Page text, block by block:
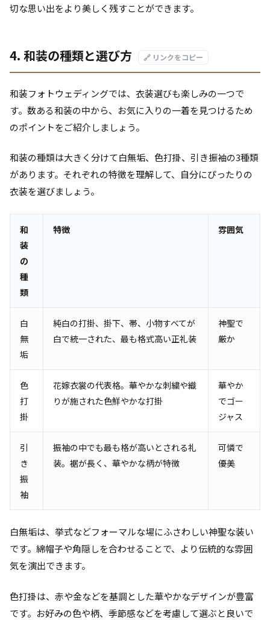
切な思い出をより美しく残すことができます。
4. 和装の種類と選び方 🔗 リンクをコピー
和装フォトウェディングでは、衣装選びも楽しみの一つで
す。数ある和装の中から、お気に入りの一着を見つけるため
のポイントをご紹介しましょう。
和装の種類は大きく分けて白無垢、色打掛、引き振袖の3種類
があります。それぞれの特徴を理解して、自分にぴったりの
衣装を選びましょう。
和
装
の
種
類
特徴 雰囲気
白
無
垢
純白の打掛、掛下、帯、小物すべてが
白で統一された、最も格式高い正礼装
神聖で
厳か
色
打
掛
花嫁衣裳の代表格。華やかな刺繍や織
りが施された色鮮やかな打掛
華やか
でゴー
ジャス
引
き
振
袖
振袖の中でも最も格が高いとされる礼
装。裾が長く、華やかな柄が特徴
可憐で
優美
白無垢は、挙式などフォーマルな場にふさわしい神聖な装い
です。綿帽子や角隠しを合わせることで、より伝統的な雰囲
気を演出できます。
色打掛は、赤や金などを基調とした華やかなデザインが豊富
です。お好みの色や柄、季節感などを考慮して選ぶと良いで